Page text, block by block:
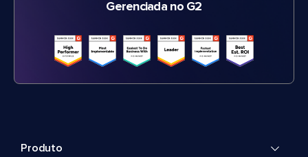
Gerenciada no G2
Produto